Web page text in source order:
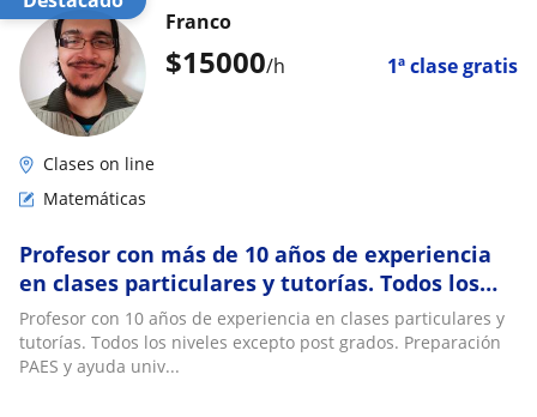
$15000/h 1ª clase gratis
Franco
Clases on line
Matemáticas
Profesor con más de 10 años de experiencia
en clases particulares y tutorías. Todos los
niveles excepto post grados
Profesor con 10 años de experiencia en clases particulares y
tutorías. Todos los niveles excepto post grados. Preparación
PAES y ayuda univ...